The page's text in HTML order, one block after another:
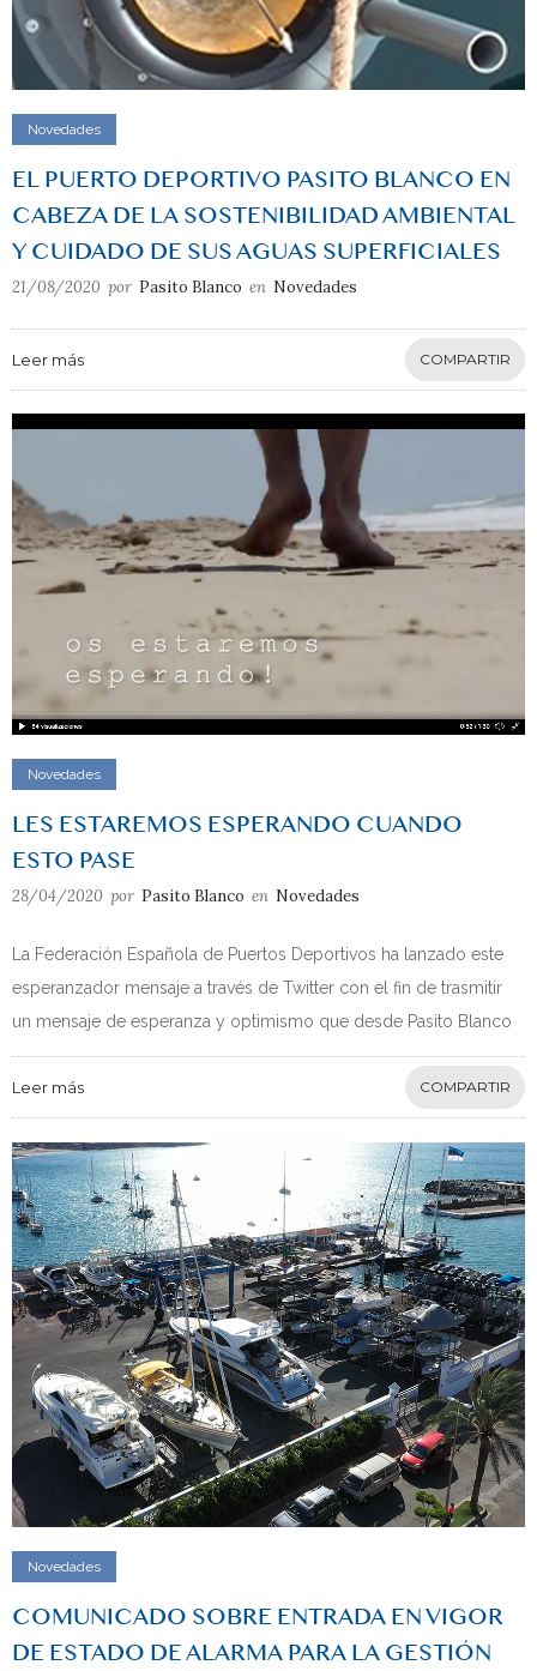
Novedades
EL PUERTO DEPORTIVO PASITO BLANCO EN
CABEZA DE LA SOSTENIBILIDAD AMBIENTAL
Y CUIDADO DE SUS AGUAS SUPERFICIALES
21/08/2020 por Pasito Blanco en Novedades
Leer más COMPARTIR
Novedades
LES ESTAREMOS ESPERANDO CUANDO
ESTO PASE
28/04/2020 por Pasito Blanco en Novedades
La Federación Española de Puertos Deportivos ha lanzado este
esperanzador mensaje a través de Twitter con el fin de trasmitir
un mensaje de esperanza y optimismo que desde Pasito Blanco
Leer más COMPARTIR
Novedades
COMUNICADO SOBRE ENTRADA EN VIGOR
DE ESTADO DE ALARMA PARA LA GESTIÓN